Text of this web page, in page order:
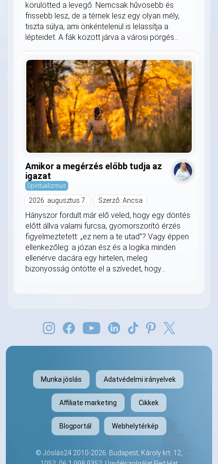
körülötted a levegő. Nemcsak hűvösebb és
frissebb lesz, de a térnek lesz egy olyan mély,
tiszta súlya, ami önkéntelenül is lelassítja a
lépteidet. A fák között járva a városi pörgés...
Amikor a megérzés előbb tudja az
igazat
Spiritualizmus
2026. augusztus 7. Szerző: Ancsa
Hányszor fordult már elő veled, hogy egy döntés
előtt állva valami furcsa, gyomorszorító érzés
figyelmeztetett: „ez nem a te utad”? Vagy éppen
ellenkezőleg: a józan ész és a logika minden
ellenérve dacára egy hirtelen, meleg
bizonyosság öntötte el a szívedet, hogy...
Munka jóslás Adatvédelmi irányelvek
Affiliate marketing Cikkek
Blogportál Webhelytérkép
© Jóslás24 2010-2026. Budapest, Károly krt. 12,